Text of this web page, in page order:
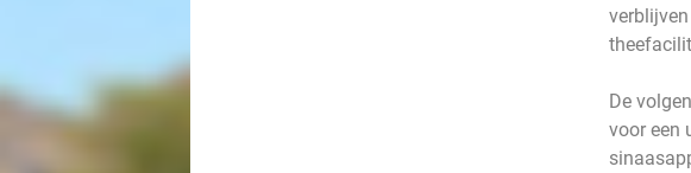
De
voor een